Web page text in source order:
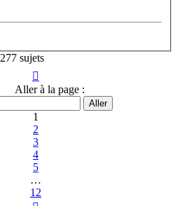
277 sujets
1
sur
12
Aller à la page :
1
2
3
4
5
…
12